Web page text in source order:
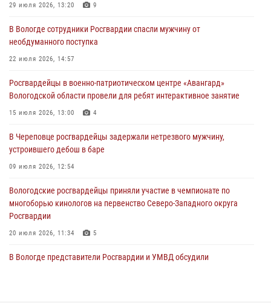
Росгвардейцы в г. Соколе задержали несовершеннолетнего
31 июля 2026, 06:43
В Вологде стартовал Чемпионат Северо-Западного округа
29 июля 2026, 13:20
В Вологде росгвардейцы задержали мужчину, подозреваемого в
29 июля 2026, 09:08
29 июля 2026, 13:20 9
В Вологде сотрудники Росгвардии спасли мужчину от
необдуманного поступка
22 июля 2026, 14:57
Росгвардейцы в военно-патриотическом центре «Авангард»
Вологодской области провели для ребят интерактивное занятие
15 июля 2026, 13:00 4
В Череповце росгвардейцы задержали нетрезвого мужчину,
устроившего дебош в баре
09 июля 2026, 12:54
Вологодские росгвардейцы приняли участие в чемпионате по
многоборью кинологов на первенство Северо-Западного округа
Росгвардии
20 июля 2026, 11:34 5
В Вологде представители Росгвардии и УМВД обсудили